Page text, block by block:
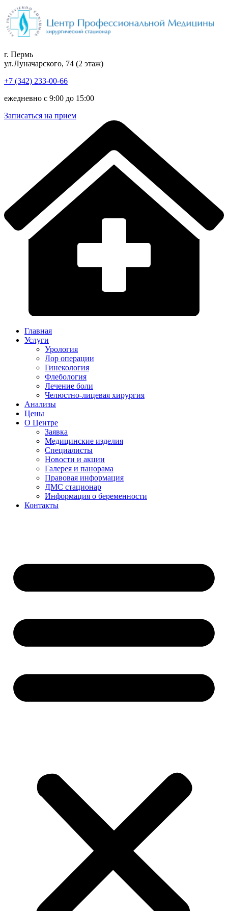
Перейти
к
содержимому
г. Пермь
ул.Луначарского, 74 (2 этаж)
+7 (342) 233-00-66
ежедневно с 9:00 до 15:00
Записаться на прием
Главная
Услуги
Урология
Лор операции
Гинекология
Флебология
Лечение боли
Челюстно-лицевая хирургия
Анализы
Цены
О Центре
Заявка
Медицинские изделия
Специалисты
Новости и акции
Галерея и панорама
Правовая информация
ДМС стационар
Информация о беременности
Контакты